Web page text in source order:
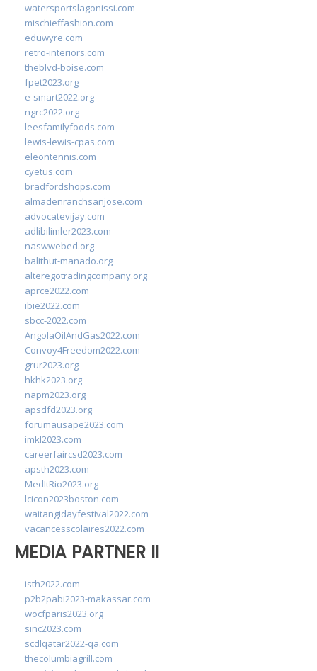
watersportslagonissi.com
mischieffashion.com
eduwyre.com
retro-interiors.com
theblvd-boise.com
fpet2023.org
e-smart2022.org
ngrc2022.org
leesfamilyfoods.com
lewis-lewis-cpas.com
eleontennis.com
cyetus.com
bradfordshops.com
almadenranchsanjose.com
advocatevijay.com
adlibilimler2023.com
naswwebed.org
balithut-manado.org
alteregotradingcompany.org
aprce2022.com
ibie2022.com
sbcc-2022.com
AngolaOilAndGas2022.com
Convoy4Freedom2022.com
grur2023.org
hkhk2023.org
napm2023.org
apsdfd2023.org
forumausape2023.com
imkl2023.com
careerfaircsd2023.com
apsth2023.com
MedItRio2023.org
lcicon2023boston.com
waitangidayfestival2022.com
vacancesscolaires2022.com
MEDIA PARTNER II
isth2022.com
p2b2pabi2023-makassar.com
wocfparis2023.org
sinc2023.com
scdlqatar2022-qa.com
thecolumbiagrill.com